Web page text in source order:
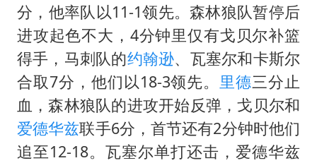
分，他率队以11-1领先。森林狼队暂停后
进攻起色不大，4分钟里仅有戈贝尔补篮
得手，马刺队的约翰逊、瓦塞尔和卡斯尔
合取7分，他们以18-3领先。 里德三分止
血，森林狼队的进攻开始反弹，戈贝尔和
爱德华兹联手6分，首节还有2分钟时他们
追至12-18。瓦塞尔单打还击，爱德华兹